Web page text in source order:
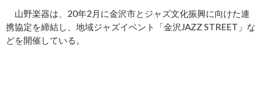
山野楽器は、20年2月に金沢市とジャズ文化振興に向けた連
携協定を締結し、地域ジャズイベント「金沢JAZZ STREET」な
どを開催している。